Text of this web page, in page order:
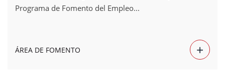
Programa de Fomento del Empleo...
ÁREA DE FOMENTO +